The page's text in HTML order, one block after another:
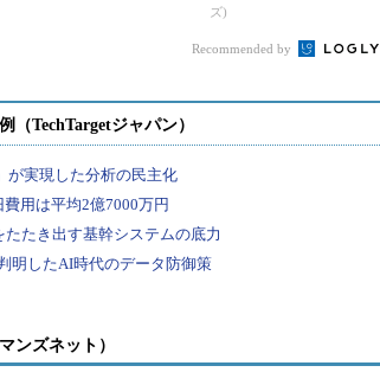
にも採用のノウハウがない。一方、既存の
もそも要件定義ができず、発注すらできな
ズ)
Recommended by
ンズネット）